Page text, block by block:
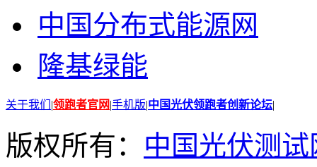
中国分布式能源网
隆基绿能
关于我们 |领跑者官网|手机版|中国光伏领跑者创新论坛|
版权所有： 中国光伏测试